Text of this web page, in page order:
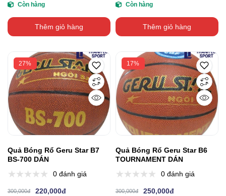
Còn hàng
Thêm giỏ hàng
Còn hàng
Thêm giỏ hàng
27%
Quả Bóng Rổ Geru Star B7
BS-700 DÁN
0 đánh giá
300,000đ 220,000đ
17%
Quả Bóng Rổ Geru Star B6
TOURNAMENT DÁN
0 đánh giá
300,000đ 250,000đ